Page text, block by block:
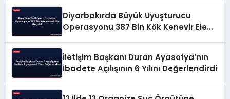
Diyarbakırda Büyük Uyuşturucu
Operasyonu 387 Bin Kök Kenevir Ele
İletişim Başkanı Duran Ayasofya’nın
İbadete Açılışının 6 Yılını Değerlendirdi